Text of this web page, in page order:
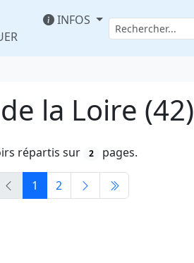
INFOS
la Loire (42)
répartis sur 2 pages.
1 2